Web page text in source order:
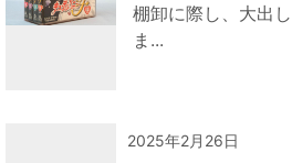
棚卸に際し、大出
ま...
2025年2月26日